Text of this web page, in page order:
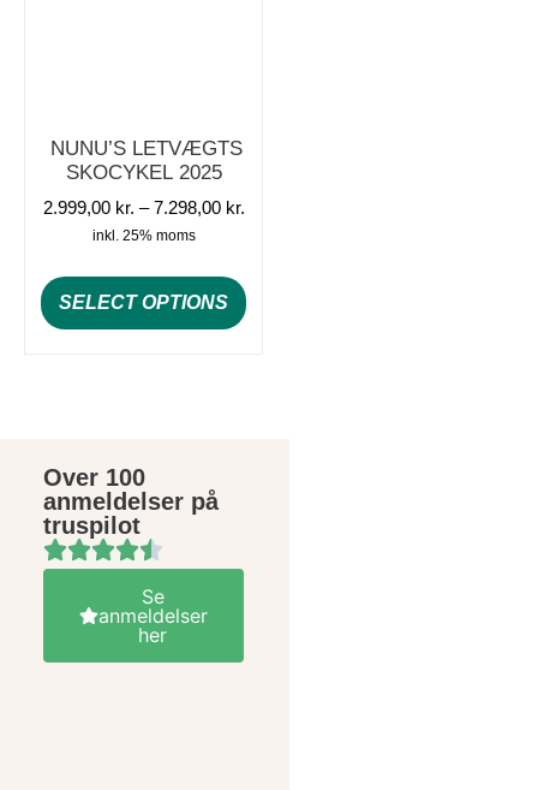
NUNU’S LETVÆGTS
SKOCYKEL 2025
2.999,00 kr. – 7.298,00 kr.
inkl. 25% moms
SELECT OPTIONS
Over 100
anmeldelser på
truspilot
Se
anmeldelser
her